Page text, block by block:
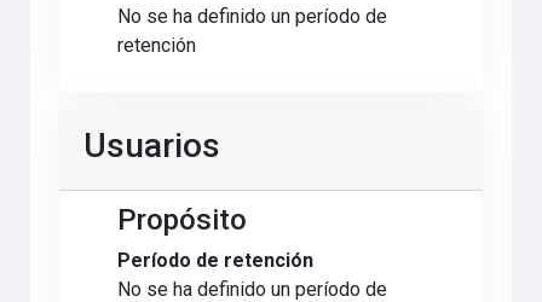
No se ha definido un período de
retención
Usuarios
Propósito
Período de retención
No se ha definido un período de